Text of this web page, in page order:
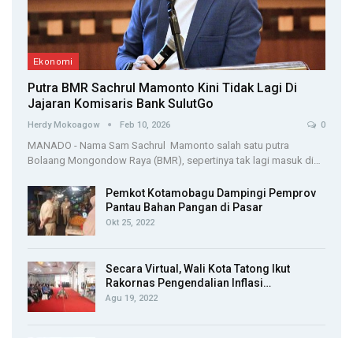
Ekonomi
Putra BMR Sachrul Mamonto Kini Tidak Lagi Di
Jajaran Komisaris Bank SulutGo
Herdy Mokoagow Feb 10, 2026 0
MANADO - Nama Sam Sachrul Mamonto salah satu putra
Bolaang Mongondow Raya (BMR), sepertinya tak lagi masuk di…
Pemkot Kotamobagu Dampingi Pemprov
Pantau Bahan Pangan di Pasar
Okt 25, 2022
Secara Virtual, Wali Kota Tatong Ikut
Rakornas Pengendalian Inflasi…
Agu 19, 2022